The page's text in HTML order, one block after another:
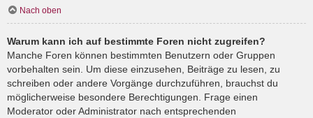
Nach oben
Warum kann ich auf bestimmte Foren nicht zugreifen?
Manche Foren können bestimmten Benutzern oder Gruppen
vorbehalten sein. Um diese einzusehen, Beiträge zu lesen, zu
schreiben oder andere Vorgänge durchzuführen, brauchst du
möglicherweise besondere Berechtigungen. Frage einen
Moderator oder Administrator nach entsprechenden